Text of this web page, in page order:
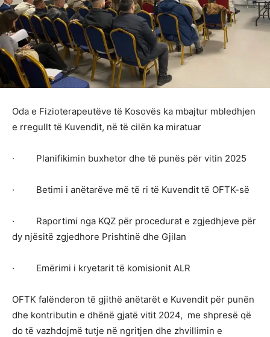
Oda e Fizioterapeutëve të Kosovës ka mbajtur mbledhjen
e rregullt të Kuvendit, në të cilën ka miratuar
· Planifikimin buxhetor dhe të punës për vitin 2025
· Betimi i anëtarëve më të ri të Kuvendit të OFTK-së
· Raportimi nga KQZ për procedurat e zgjedhjeve për
dy njësitë zgjedhore Prishtinë dhe Gjilan
· Emërimi i kryetarit të komisionit ALR
OFTK falënderon të gjithë anëtarët e Kuvendit për punën
dhe kontributin e dhënë gjatë vitit 2024, me shpresë që
do të vazhdojmë tutje në ngritjen dhe zhvillimin e